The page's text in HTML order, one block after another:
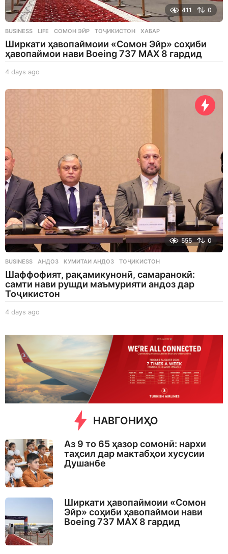
411 0
BUSINESS ,LIFE СОМОН ЭЙР ,ТОҶИКИСТОН ,ХАБАР
Ширкати ҳавопаймоии «Сомон Эйр» соҳиби
ҳавопаймои нави Boeing 737 MAX 8 гардид
4 days ago
a
555 0
BUSINESS АНДОЗ ,КУМИТАИ АНДОЗ ,ТОҶИКИСТОН
Шаффофият, рақамикунонӣ, самаранокӣ:
самти нави рушди маъмурияти андоз дар
Тоҷикистон
4 days ago
g
o
НАВГОНИҲО
Аз 9 то 65 ҳазор сомонӣ: нархи
таҳсил дар мактабҳои хусусии
Душанбе
Ширкати ҳавопаймоии «Сомон
Эйр» соҳиби ҳавопаймои нави
Boeing 737 MAX 8 гардид